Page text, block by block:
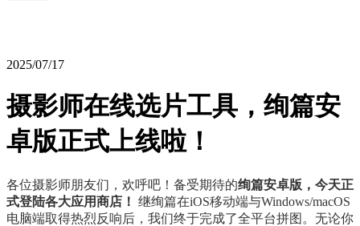
2025/07/17
摄影师在线选片工具，绚篇安
卓版正式上线啦！
各位摄影师朋友们，欢呼吧！备受期待的绚篇安卓版，今天正
式登陆各大应用商店！ 继绚篇在iOS移动端与Windows/macOS
电脑端取得热烈反响后，我们终于完成了全平台拼图。无论你